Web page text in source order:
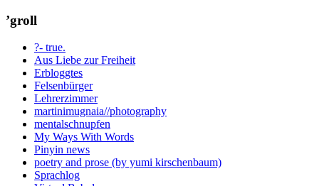
’groll
?- true.
Aus Liebe zur Freiheit
Erbloggtes
Felsenbürger
Lehrerzimmer
martinimugnaia//photography
mentalschnupfen
My Ways With Words
Pinyin news
poetry and prose (by yumi kirschenbaum)
Sprachlog